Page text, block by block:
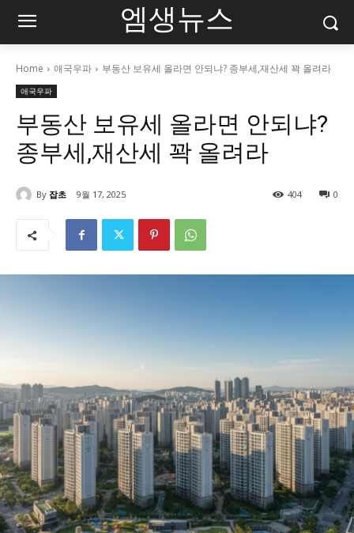
엠생뉴스
Home 애국우파 부동산 보유세 올라면 안되냐? 종부세,재산세 꽉 올려라
애국우파
부동산 보유세 올라면 안되냐?
종부세,재산세 꽉 올려라
By 잡초 9월 17, 2025 0
404